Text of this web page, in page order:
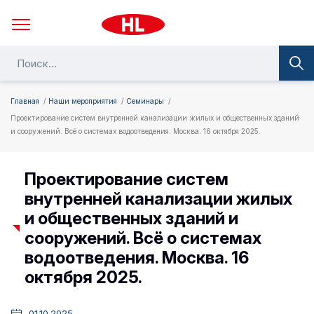
Главная Наши мероприятия
Семинары
Проектирование систем внутренней канализации жилых и общественных зданий
и сооружений. Всё о системах водоотведения. Москва. 16 октября 2025.
Проектирование систем
внутренней канализации жилых
и общественных зданий и
сооружений. Всё о системах
водоотведения. Москва. 16
октября 2025.